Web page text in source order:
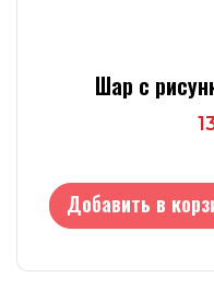
Шар с
Добавить в